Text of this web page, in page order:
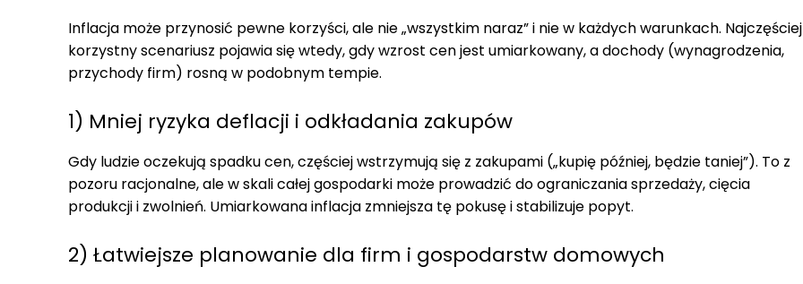
Inflacja może przynosić pewne korzyści, ale nie „wszystkim naraz” i nie w każdych warunkach. Najczęściej
korzystny scenariusz pojawia się wtedy, gdy wzrost cen jest umiarkowany, a dochody (wynagrodzenia,
przychody firm) rosną w podobnym tempie.
1) Mniej ryzyka deflacji i odkładania zakupów
Gdy ludzie oczekują spadku cen, częściej wstrzymują się z zakupami („kupię później, będzie taniej”). To z
pozoru racjonalne, ale w skali całej gospodarki może prowadzić do ograniczania sprzedaży, cięcia
produkcji i zwolnień. Umiarkowana inflacja zmniejsza tę pokusę i stabilizuje popyt.
2) Łatwiejsze planowanie dla firm i gospodarstw domowych